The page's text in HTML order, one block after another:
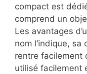
compact est
comprend un
Les avantages
nom l’indique, sa
rentre facilement
utilisé facilement